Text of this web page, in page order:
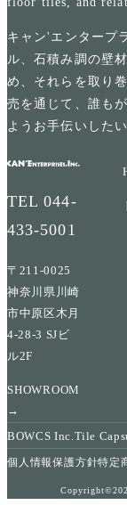
キャン'エンタープ
ル、石積み調の壁
め、それらを取り
売を通じて、誰も
ようお手伝いした
TEL044-
433-5001
〒211-0025
神奈川県川崎
市中原区木月
4-28-3 SJビ
ル2F
SHOWROOM
→
BOWCS Inc. Tile
個人情報保護方針特定